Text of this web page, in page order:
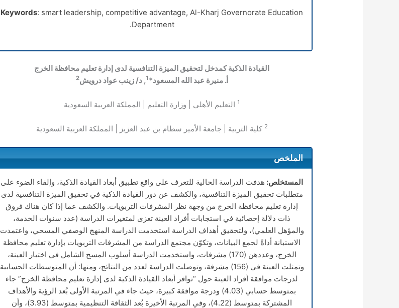
Keywords: smart leadership, competitive advantage, Al-Kharj Governorate Education
Department.
القيادة الذكية كمدخل لتحقيق الميزة التنافسية لدى إدارة تعليم محافظة الخرج
أ. منيرة عبد الله المسعود* 1, د/ زينب عواد درويش2
1 التعليم الأهلي | وزارة التعليم | المملكة العربية السعودية
2 كلية التربية | جامعة الأمير سطام بن عبد العزيز | المملكة العربية السعودية
الملخص
المستخلص: هدفت الدراسة الحالية للتعرف على واقع تطبيق أبعاد القيادة الذكية، وإلقاء الضوء على
متطلبات تحقيق الميزة التنافسية، والكشف عن دور القيادة الذكية في تحقيق الميزة التنافسية لدى
إدارة تعليم محافظة الخرج من وجهة نظر المشرفات التربويات. والكشف عما إذا كان هناك فروق
ذات دلالة إحصائية في استجابات أفراد العينة تعزى لمتغيرات الدراسة (عدد سنوات الخدمة،
والمؤهل العلمي)، ولتحقيق أهداف الدراسة استخدمت الدراسة المنهج الوصفي المسحي، واعتمدت
الاستبانة أداةً لجمع البيانات، وتكوّن مجتمع الدراسة من المشرفات التربويات بإدارة تعليم محافظة
الخرج، وعددهن (170) مشرفات، واستخدمت الدراسة أسلوب المسح الشامل في اختيار العينة،
وتمثلت العينة في (156) مشرفة، وتوصلت الدراسة لعدد من النتائج، ومنها: أن المتوسطات الحسابية
لدرجات موافقة أفراد العينة حول “توافر أبعاد القيادة الذكية لدى إدارة تعليم محافظة الخرج” جاء
بمتوسط حسابي (4.03) ودرجة موافقة كبيرة، حيث جاء في المرتبة الأولى بُعد الرؤية والأهداف
المشتركة بمتوسط (4.22)، وفي المرتبة الأخيرة بُعد الثقافة التنظيمية بمتوسط (3.93)، وأن